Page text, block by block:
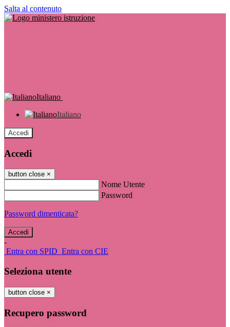
Salta al contenuto
Italiano
Italiano
Accedi
Accedi
button close ×
Nome Utente
Password
Password dimenticata?
-
Entra con SPID Entra con CIE
Seleziona utente
button close ×
Recupero password